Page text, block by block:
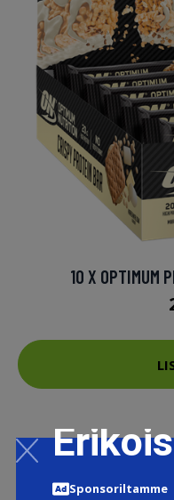
10 X OPTIMUM
Sponsoriltamme